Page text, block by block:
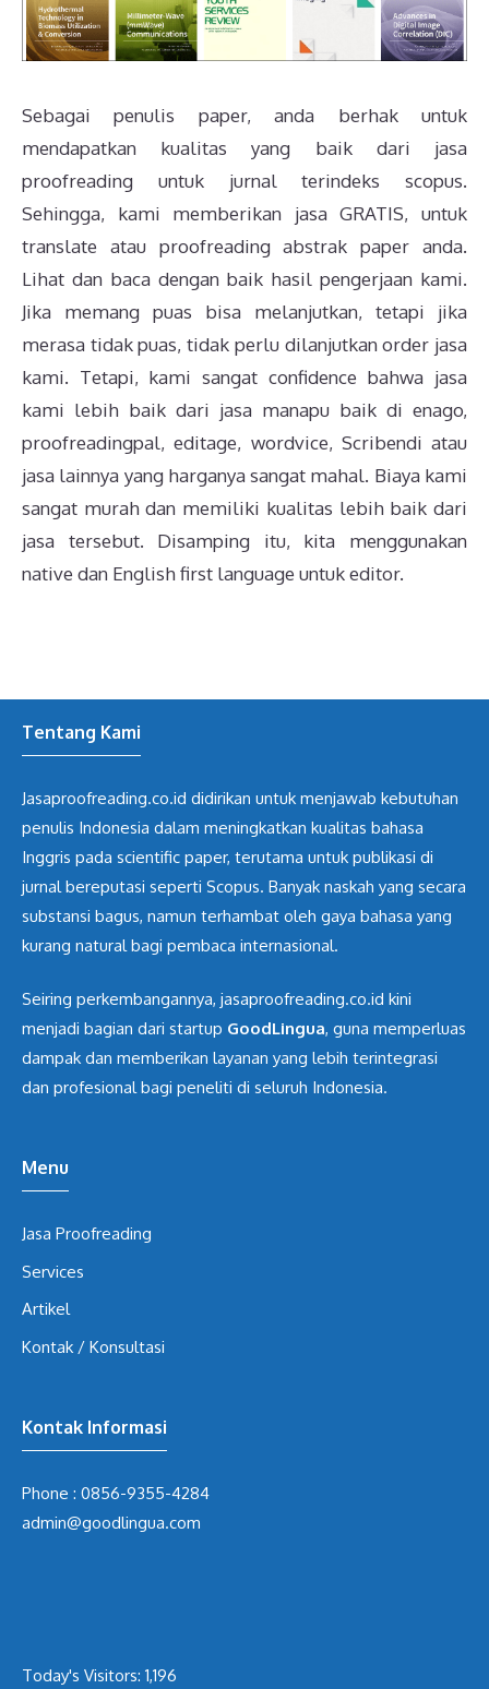
Sebagai penulis paper, anda berhak untuk
mendapatkan kualitas yang baik dari jasa
proofreading untuk jurnal terindeks scopus.
Sehingga, kami memberikan jasa GRATIS, untuk
translate atau proofreading abstrak paper anda.
Lihat dan baca dengan baik hasil pengerjaan kami.
Jika memang puas bisa melanjutkan, tetapi jika
merasa tidak puas, tidak perlu dilanjutkan order jasa
kami. Tetapi, kami sangat confidence bahwa jasa
kami lebih baik dari jasa manapu baik di enago,
proofreadingpal, editage, wordvice, Scribendi atau
jasa lainnya yang harganya sangat mahal. Biaya kami
sangat murah dan memiliki kualitas lebih baik dari
jasa tersebut. Disamping itu, kita menggunakan
native dan English first language untuk editor.
Tentang Kami
Jasaproofreading.co.id didirikan untuk menjawab kebutuhan
penulis Indonesia dalam meningkatkan kualitas bahasa
Inggris pada scientific paper, terutama untuk publikasi di
jurnal bereputasi seperti Scopus. Banyak naskah yang secara
substansi bagus, namun terhambat oleh gaya bahasa yang
kurang natural bagi pembaca internasional.
Seiring perkembangannya, jasaproofreading.co.id kini
menjadi bagian dari startup GoodLingua, guna memperluas
dampak dan memberikan layanan yang lebih terintegrasi
dan profesional bagi peneliti di seluruh Indonesia.
Menu
Jasa Proofreading
Services
Artikel
Kontak / Konsultasi
Kontak Informasi
Phone : 0856-9355-4284
admin@goodlingua.com
Today's Visitors: 1,196